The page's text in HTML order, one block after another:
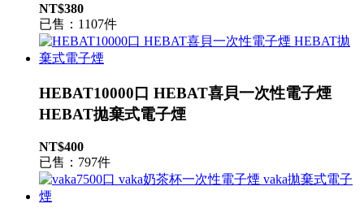
NT$380
已售：1107件
HEBAT10000口 HEBAT喜貝一次性電子煙
HEBAT拋棄式電子煙
NT$400
已售：797件